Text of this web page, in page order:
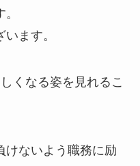
ます。
くなる姿を見れるこ
けないよう職務に励